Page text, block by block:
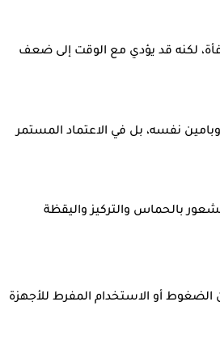
لكنه قد يؤدي مع الوقت إلى ضعف
نفسه، بل في الاعتماد المستمر
بالحماس والتركيز واليقظة
أو الاستخدام المفرط للأجهزة